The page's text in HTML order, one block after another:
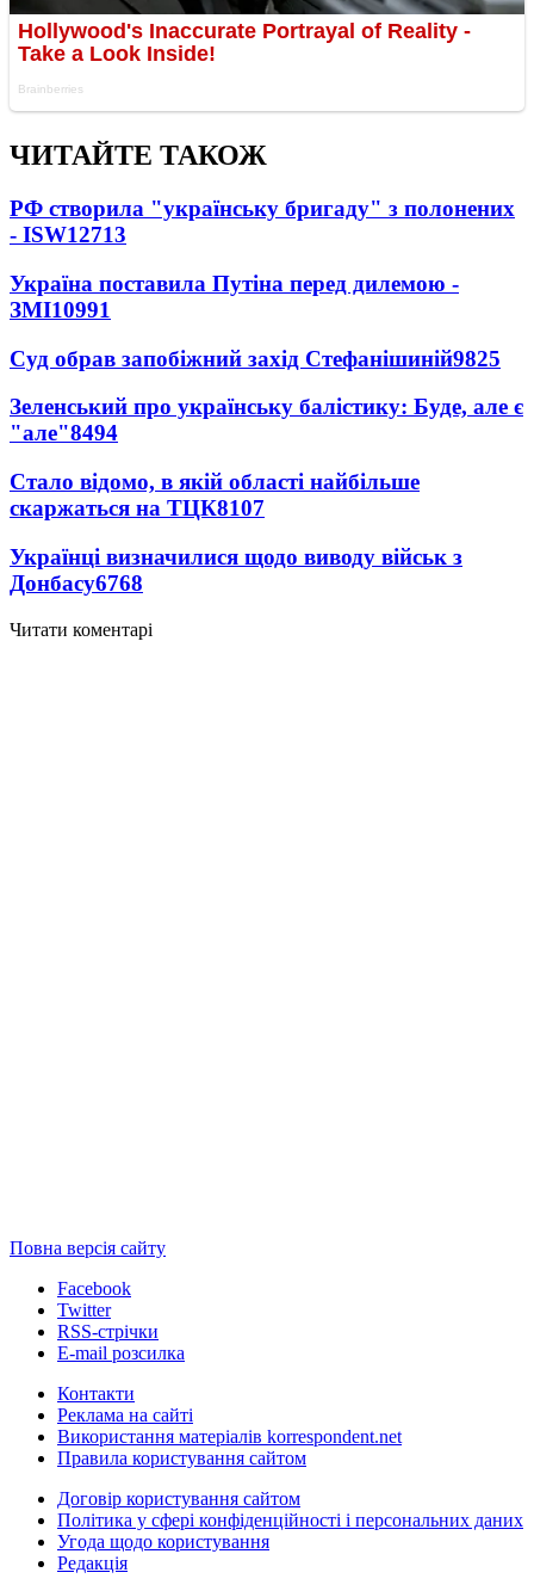
ЧИТАЙТЕ ТАКОЖ
РФ створила "українську бригаду" з полонених
- ISW12713
Україна поставила Путіна перед дилемою -
ЗМІ10991
Суд обрав запобіжний захід Стефанішиній9825
Зеленський про українську балістику: Буде, але є
"але"8494
Стало відомо, в якій області найбільше
скаржаться на ТЦК8107
Українці визначилися щодо виводу військ з
Донбасу6768
Читати коментарі
Повна версія сайту
Facebook
Twitter
RSS-стрічки
E-mail розсилка
Контакти
Реклама на сайті
Використання матеріалів korrespondent.net
Правила користування сайтом
Договір користування сайтом
Політика у сфері конфіденційності і персональних даних
Угода щодо користування
Редакція